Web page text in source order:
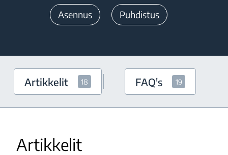
Asennus Puhdistus
Artikkelit 18 FAQ's 19
Artikkelit